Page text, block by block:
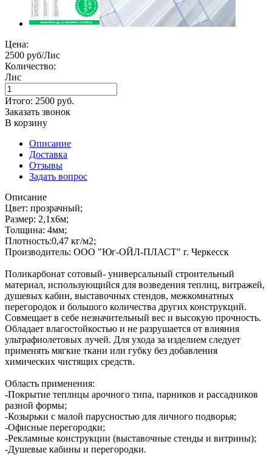
Цена:
2500 руб/Лис
Количество:
Лис
Итого: 2500 руб.
Заказать звонок
В корзину
Описание
Доставка
Отзывы
Задать вопрос
Описание
Цвет: прозрачный;
Размер: 2,1х6м;
Толщина: 4мм;
Плотность:0,47 кг/м2;
Производитель: ООО "Юг-ОЙЛ-ПЛАСТ" г. Черкесск
Поликарбонат сотовый- универсальный строительный
материал, использующийся для возведения теплиц, витражей,
душевых кабин, выставочных стендов, межкомнатных
перегородок и большого количества других конструкций.
Совмещает в себе незначительный вес и высокую прочность.
Обладает влагостойкостью и не разрушается от влияния
ультрафиолетовых лучей. Для ухода за изделием следует
применять мягкие ткани или губку без добавления
химических чистящих средств.
Область применения:
-Покрытие теплицы арочного типа, парников и рассадников
разной формы;
-Козырьки с малой парусностью для личного подворья;
-Офисные перегородки;
-Рекламные конструкции (выставочные стенды и витрины);
-Душевые кабины и перегородки.